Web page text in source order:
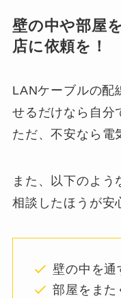
壁の中や部屋
店に依頼を！
LANケーブルの配
せるだけなら自分
ただ、不安なら電
また、以下のよう
相談したほうが安
壁の中を通
部屋をまた